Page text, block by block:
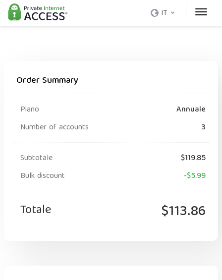
IT
Order Summary
Piano
Annuale
Number of accounts
3
Subtotale
$119.85
Bulk discount
-$5.99
Totale $113.86